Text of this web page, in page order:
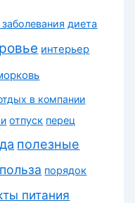
диета
интерьер
в компании
отпуск перец
полезные
польза порядок
питания